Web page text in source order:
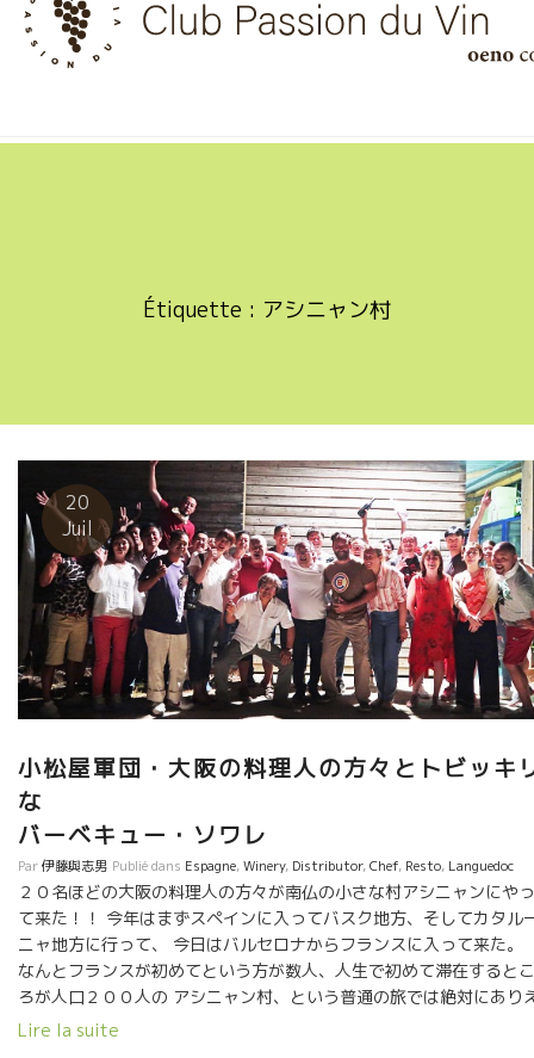
Skip
content
Étiquette : アシニャン村
20
Juil
小松屋軍団・大阪の料理人の方々とトビッキ
バーベキュー・ソワレ
Par伊藤與志男 Publié dans Espagne,Winery, Distributor,Chef, Resto, Languedoc
２０名ほどの大阪の料理人の方々が南仏の小さな村アシニャンにやっ
て来た！！ 今年はまずスペインに入ってバスク地方、そしてカタル
ニャ地方に行って、 今日はバルセロナからフランスに入って来た。
なんとフランスが初めてという方が数人、人生で初めて滞在するとこ
ろが人口２００人の アシニャン村、という普通の旅では絶対にあり
ないコース。 今夜は、ここスリエ醸造で皆さんと特別なバーベキュ
Lire la suite